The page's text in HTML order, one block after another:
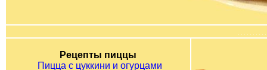
Рецепты пиццы
Пицца с цуккини и огурцами